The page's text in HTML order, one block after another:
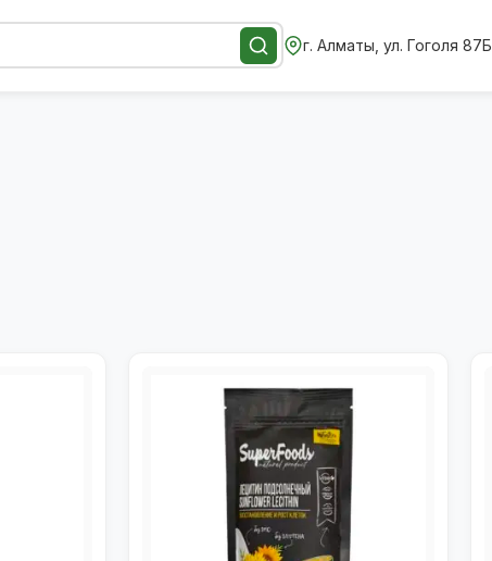
г. Алматы, ул. Гоголя 87Б